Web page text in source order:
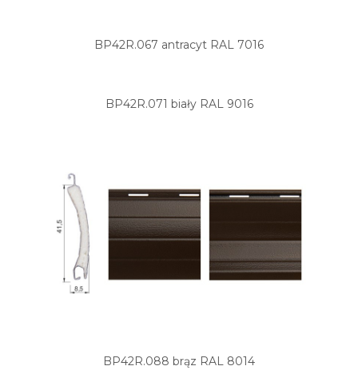
BP42R.067 antracyt RAL 7016
BP42R.071 biały RAL 9016
BP42R.088 brąz RAL 8014